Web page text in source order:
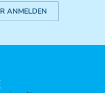
ANMELDEN